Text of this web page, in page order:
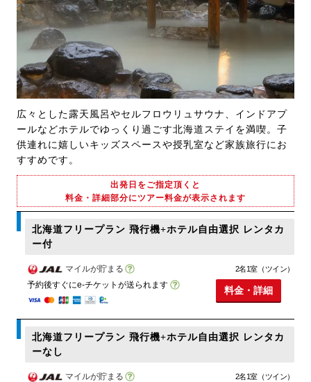
広々とした露天風呂やセルフロウリュサウナ、インドアプ
ールなどホテルでゆっくり過ごす北海道ステイを満喫。子
供連れに嬉しいキッズスペースや授乳室など家族旅行にお
すすめです。
出発日をご指定頂くと
料金・詳細部分にツアー料金が表示されます
北海道フリープラン 飛行機+ホテル自由選択 レンタカ
ー付
マイルが貯まる
予約後すぐにe-チケットが送られます
2名1室（ツイン）
料金・詳細
北海道フリープラン 飛行機+ホテル自由選択 レンタカ
ーなし
マイルが貯まる
2名1室（ツイン）